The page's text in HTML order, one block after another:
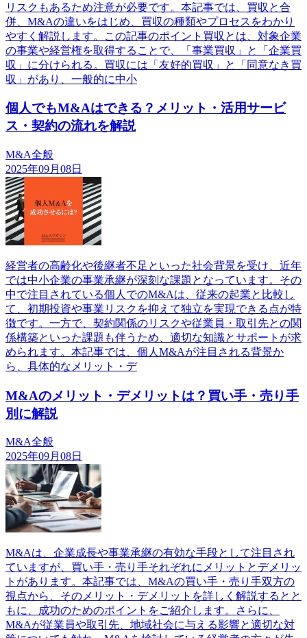
リスクもあるため注意が必要です。本記事では、買収と合
併、M&Aの違いをはじめ、買収の種類やプロセスをわかり
やすく解説します。この記事のポイント買収とは、対象企業
の事業や経営権を取得することで、「事業買収」と「企業買
収」に分けられる。買収には「友好的買収」と「同意なき買
収」があり、一般的に中小
個人でもM&Aはできる？メリット・活用サービ
ス・契約の流れを解説
M&A全般
2025年09月08日
経営者の高齢化や後継者不足といった社会背景を受け、近年
では中小企業の事業承継が深刻な課題となっています。その
中で注目されている個人でのM&Aは、従来の起業と比較し
て、初期投資や事業リスクを抑えて独立を実現できる点が特
徴です。一方で、契約関係のリスクや従業員・取引先との関
係構築といった課題も伴うため、適切な知識とサポートが求
められます。本記事では、個人M&Aが注目される背景か
ら、具体的なメリット・デ
M&Aのメリット・デメリットは？買い手・売り手
別に解説
M&A全般
2025年09月08日
M&Aは、企業成長や事業承継の有効な手段として注目され
ていますが、買い手・売り手それぞれにメリットとデメリッ
トがあります。本記事では、M&Aの買い手・売り手双方の
視点から、そのメリット・デメリットを詳しく解説するとと
もに、成功のためのポイントをご紹介します。さらに、
M&Aが従業員や取引先、地域社会に与える影響と適切な対